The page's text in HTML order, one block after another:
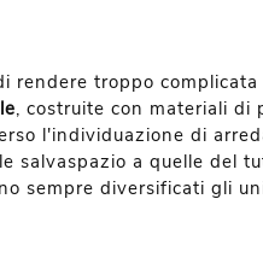
rendere troppo complicata
, costruite con materiali di
l'individuazione di
salvaspazio a quelle del
sempre diversificati gli